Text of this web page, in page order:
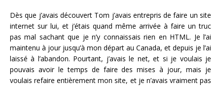
Dès que j’avais découvert Tom j’avais entrepris de faire un site
internet sur lui, et j’étais quand même arrivée à faire un truc
pas mal sachant que je n’y connaissais rien en HTML. Je l’ai
maintenu à jour jusqu’à mon départ au Canada, et depuis je l’ai
laissé à l’abandon. Pourtant, j’avais le net, et si je voulais je
pouvais avoir le temps de faire des mises à jour, mais je
voulais refaire entièrement mon site, et je n’avais vraiment pas